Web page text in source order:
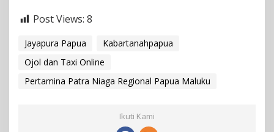
Post Views: 8
Jayapura Papua
Kabartanahpapua
Ojol dan Taxi Online
Pertamina Patra Niaga Regional Papua Maluku
Ikuti Kami